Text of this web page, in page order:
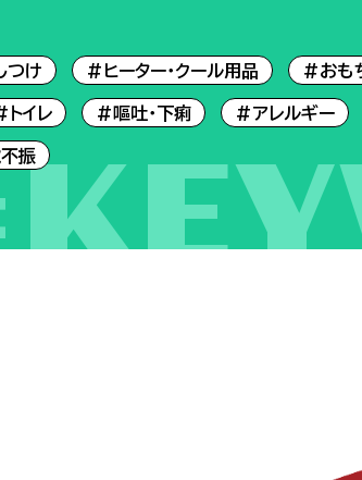
つけ #ヒーター・クール用品 #おも
トイレ #嘔吐・下痢 #アレルギー
振